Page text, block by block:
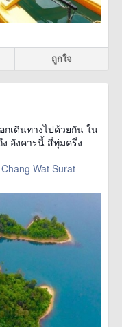
ถูกใจ
กเดินทางไปด้วยกัน ใน
อังคารนี้ สี่ทุ่มครึ่ง
Wat Surat